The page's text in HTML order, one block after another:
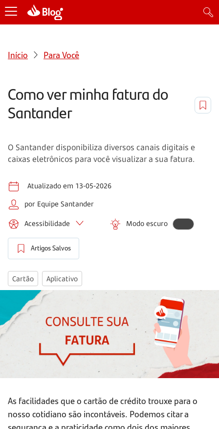
Início Para Você
Como ver minha fatura do
Santander
O Santander disponibiliza diversos canais digitais e
caixas eletrônicos para você visualizar a sua fatura.
Atualizado em 13-05-2026
por Equipe Santander
Acessibilidade Modo escuro
Artigos Salvos
Cartão Aplicativo
As facilidades que o cartão de crédito trouxe para o
nosso cotidiano são incontáveis. Podemos citar a